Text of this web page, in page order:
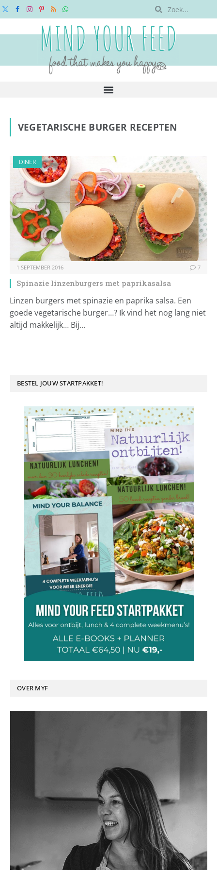
X
FacebookInstagram
Pinterest
RSSWhatsApp
VEGETARISCHE BURGER RECEPTEN
DINER
1 SEPTEMBER 2016 7
Spinazie linzenburgers met paprikasalsa
Linzen burgers met spinazie en paprika salsa. Een
goede vegetarische burger…? Ik vind het nog lang niet
altijd makkelijk… Bij…
BESTEL JOUW STARTPAKKET!
OVER MYF